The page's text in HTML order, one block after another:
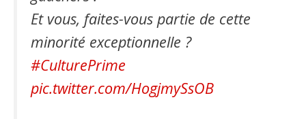
Et vous, faites-vous partie de cette
minorité exceptionnelle ?
#CulturePrime
pic.twitter.com/HogjmySsOB